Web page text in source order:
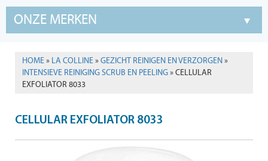
ONZE MERKEN
HOME» LA COLLINE»GEZICHT REINIGEN EN VERZORGEN »
INTENSIEVE REINIGING SCRUB EN PEELING» CELLULAR
EXFOLIATOR 8033
CELLULAR EXFOLIATOR 8033